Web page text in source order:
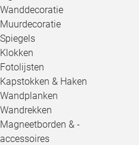
Wanddecoratie
Muurdecoratie
Spiegels
Klokken
Fotolijsten
Kapstokken & Haken
Wandplanken
Wandrekken
Magneetborden & -
accessoires